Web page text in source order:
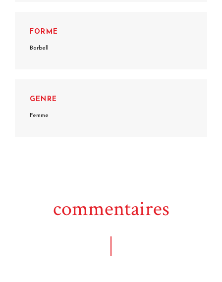
FORME
Barbell
GENRE
Femme
commentaires